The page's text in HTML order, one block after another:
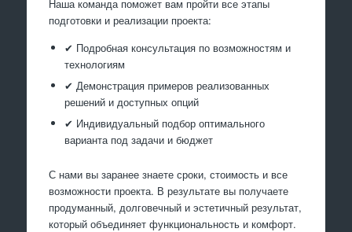
Наша команда поможет вам пройти все этапы
подготовки и реализации проекта:
✔ Подробная консультация по возможностям и
технологиям
✔ Демонстрация примеров реализованных
решений и доступных опций
✔ Индивидуальный подбор оптимального
варианта под задачи и бюджет
С нами вы заранее знаете сроки, стоимость и все
возможности проекта. В результате вы получаете
продуманный, долговечный и эстетичный результат,
который объединяет функциональность и комфорт.